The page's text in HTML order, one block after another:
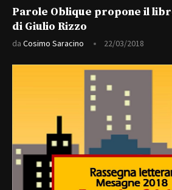
Parole Oblique propone il
di Giulio Rizzo
da Cosimo Saracino 22/03/2018